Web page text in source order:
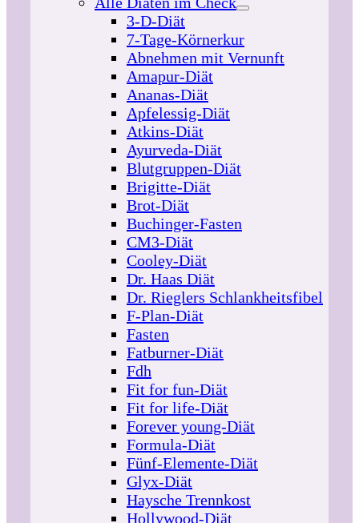
3-D-Diät
7-Tage-Körnerkur
Abnehmen mit Vernunft
Amapur-Diät
Ananas-Diät
Apfelessig-Diät
Atkins-Diät
Ayurveda-Diät
Blutgruppen-Diät
Brigitte-Diät
Brot-Diät
Buchinger-Fasten
CM3-Diät
Cooley-Diät
Dr. Haas Diät
Dr. Rieglers Schlankheitsfibel
F-Plan-Diät
Fasten
Fatburner-Diät
Fdh
Fit for fun-Diät
Fit for life-Diät
Forever young-Diät
Formula-Diät
Fünf-Elemente-Diät
Glyx-Diät
Haysche Trennkost
Hollywood-Diät